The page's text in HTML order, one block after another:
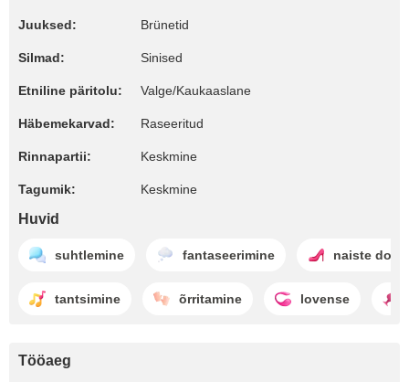
Juuksed: Brünetid
Silmad: Sinised
Etniline päritolu: Valge/Kaukaaslane
Häbemekarvad: Raseeritud
Rinnapartii: Keskmine
Tagumik: Keskmine
Huvid
suhtlemine fantaseerimine naiste
tantsimine õrritamine lovense
Tööaeg